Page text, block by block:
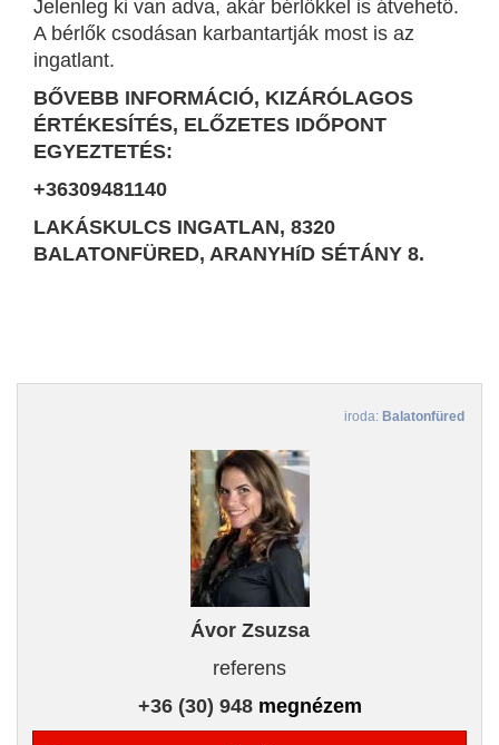
Jelenleg ki van adva, akár bérlőkkel is átvehető.
A bérlők csodásan karbantartják most is az
ingatlant.
BŐVEBB INFORMÁCIÓ, KIZÁRÓLAGOS
ÉRTÉKESÍTÉS, ELŐZETES IDŐPONT
EGYEZTETÉS:
+36309481140
LAKÁSKULCS INGATLAN, 8320
BALATONFÜRED, ARANYHíD SÉTÁNY 8.
iroda: Balatonfüred
Ávor Zsuzsa
referens
+36 (30) 948 megnézem